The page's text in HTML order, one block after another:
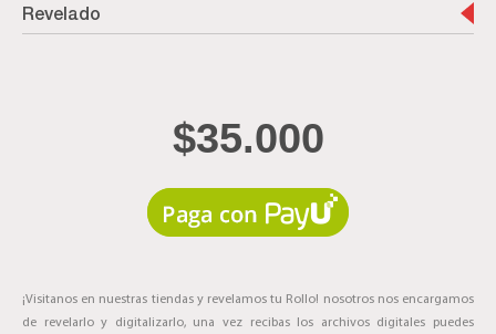
Revelado
$35.000
¡Visitanos en nuestras tiendas y revelamos tu Rollo! nosotros nos encargamos
de revelarlo y digitalizarlo, una vez recibas los archivos digitales puedes